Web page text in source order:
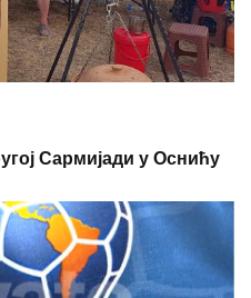
Сармијади у Оснићу